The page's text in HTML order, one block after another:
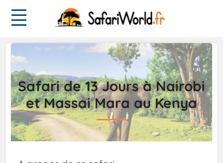
Safari de 13 Jours à Nairobi
et Massai Mara au Kenya